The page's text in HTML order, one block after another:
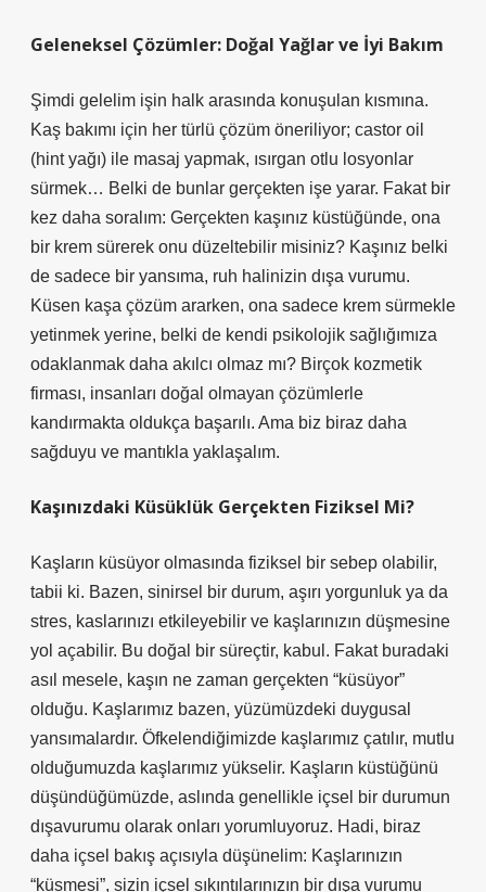
Geleneksel Çözümler: Doğal Yağlar ve İyi Bakım
Şimdi gelelim işin halk arasında konuşulan kısmına.
Kaş bakımı için her türlü çözüm öneriliyor; castor oil
(hint yağı) ile masaj yapmak, ısırgan otlu losyonlar
sürmek… Belki de bunlar gerçekten işe yarar. Fakat bir
kez daha soralım: Gerçekten kaşınız küstüğünde, ona
bir krem sürerek onu düzeltebilir misiniz? Kaşınız belki
de sadece bir yansıma, ruh halinizin dışa vurumu.
Küsen kaşa çözüm ararken, ona sadece krem sürmekle
yetinmek yerine, belki de kendi psikolojik sağlığımıza
odaklanmak daha akılcı olmaz mı? Birçok kozmetik
firması, insanları doğal olmayan çözümlerle
kandırmakta oldukça başarılı. Ama biz biraz daha
sağduyu ve mantıkla yaklaşalım.
Kaşınızdaki Küsüklük Gerçekten Fiziksel Mi?
Kaşların küsüyor olmasında fiziksel bir sebep olabilir,
tabii ki. Bazen, sinirsel bir durum, aşırı yorgunluk ya da
stres, kaslarınızı etkileyebilir ve kaşlarınızın düşmesine
yol açabilir. Bu doğal bir süreçtir, kabul. Fakat buradaki
asıl mesele, kaşın ne zaman gerçekten “küsüyor”
olduğu. Kaşlarımız bazen, yüzümüzdeki duygusal
yansımalardır. Öfkelendiğimizde kaşlarımız çatılır, mutlu
olduğumuzda kaşlarımız yükselir. Kaşların küstüğünü
düşündüğümüzde, aslında genellikle içsel bir durumun
dışavurumu olarak onları yorumluyoruz. Hadi, biraz
daha içsel bakış açısıyla düşünelim: Kaşlarınızın
“küsmesi”, sizin içsel sıkıntılarınızın bir dışa vurumu